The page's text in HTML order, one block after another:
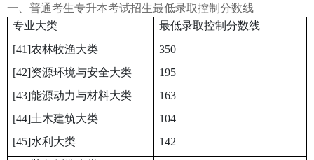
一、普通考生专升本考试招生最低录取控制分数线
专业大类
最低录取控制分数线
[41]农林牧渔大类
350
[42]资源环境与安全大类
195
[43]能源动力与材料大类
163
[44]土木建筑大类
104
[45]水利大类
142